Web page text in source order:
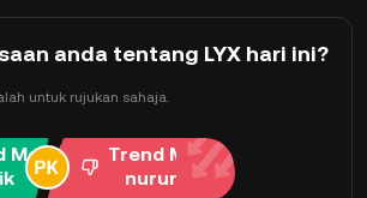
anda tentang LYX hari ini?
untuk rujukan sahaja.
Me
Trend Me
nurun